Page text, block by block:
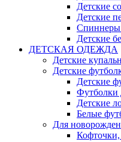
Детские
Детские
Спиннеры
Детские
ДЕТСКАЯ ОДЕЖДА
Детские
Детские
Детские
Футболки
Детские
Белые
Для